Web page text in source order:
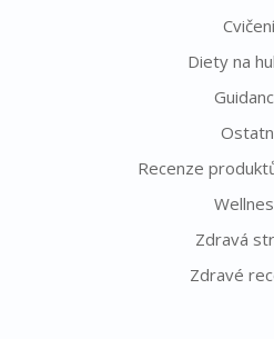
Cvičení
Diety na
Recenze
Zdravá
Zdravé